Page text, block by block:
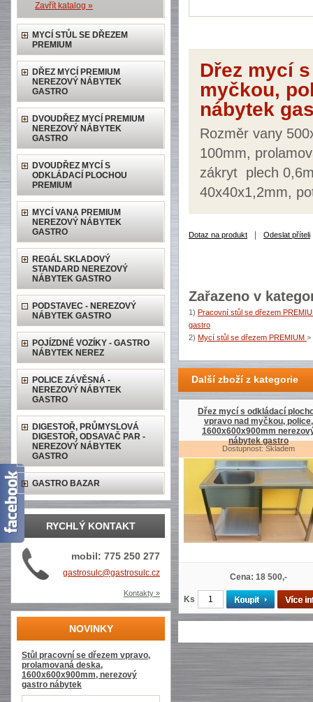
Zavřít katalog »
MYCÍ STŮL SE DŘEZEM
PREMIUM
DŘEZ MYCÍ PREMIUM
NEREZOVÝ NÁBYTEK
GASTRO
DVOUDŘEZ MYCÍ PREMIUM
NEREZOVÝ NÁBYTEK
GASTRO
DVOUDŘEZ MYCÍ S
ODKLÁDACÍ PLOCHOU
PREMIUM
MYCÍ VANA PREMIUM
NEREZOVÝ NÁBYTEK
GASTRO
REGÁL SKLADOVÝ
STANDARD NEREZOVÝ
NÁBYTEK GASTRO
PODSTAVEC - NEREZOVÝ
NÁBYTEK GASTRO
POJÍZDNÉ VOZÍKY - GASTRO
NÁBYTEK NEREZ
POLICE ZÁVĚSNÁ -
NEREZOVÝ NÁBYTEK
GASTRO
DIGESTOŘ, PRŮMYSLOVÁ
DIGESTOŘ, ODSAVAČ PAR -
NEREZOVÝ NÁBYTEK
GASTRO
GASTRO BAZAR
RYCHLÝ KONTAKT
mobil: 775 250 277
gastrosulc@gastrosulc.cz
Kontakty »
NOVINKY
Stůl pracovní se dřezem vpravo,
prolamovaná deska,
1600x600x900mm, nerezový
gastro nábytek
Dřez mycí
myčkou,
nábytek
Rozměr vany
100mm,
zákryt plech
40x40x1,2mm,
Dotaz na produkt Odeslat příteli
Zařazeno v
1) Pracovní stůl se dřezem
gastro
2) Mycí stůl se dřezem PREMIUM >
Další zboží z kategorie
Dřez mycí s odkládací
vpravo nad myčkou, police,
1600x600x900mm
nábytek gastro
Dostupnost: Skladem
Cena: 18 500,-
Ks